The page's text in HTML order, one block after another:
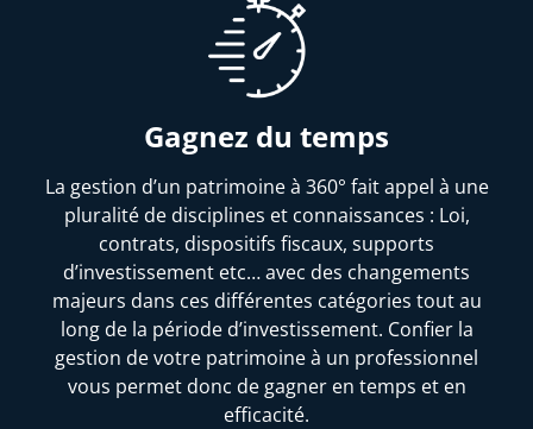
Gagnez du temps
La gestion d’un patrimoine à 360° fait appel à une
pluralité de disciplines et connaissances : Loi,
contrats, dispositifs fiscaux, supports
d’investissement etc… avec des changements
majeurs dans ces différentes catégories tout au
long de la période d’investissement. Confier la
gestion de votre patrimoine à un professionnel
vous permet donc de gagner en temps et en
efficacité.